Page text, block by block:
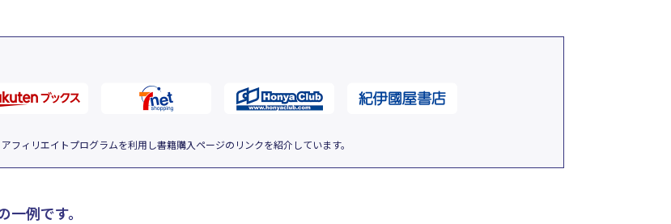
フィリエイトプログラムを利用し書籍購入ページのリンクを紹介しています。
例です。